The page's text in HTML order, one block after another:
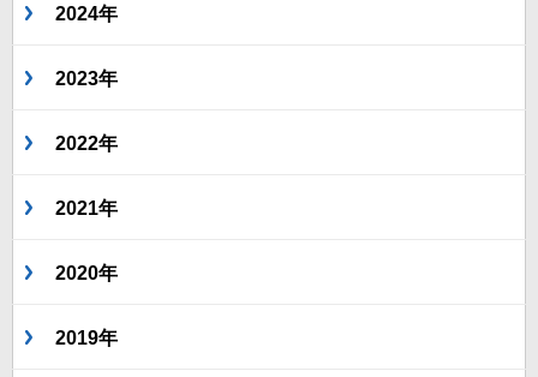
2024年
2023年
2022年
2021年
2020年
2019年